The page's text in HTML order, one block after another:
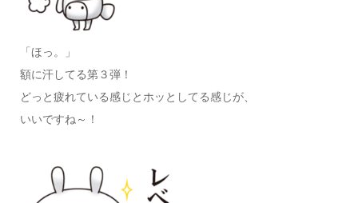
「ほっ。」
額に汗してる第３弾！
どっと疲れている感じとホッとしてる感じが、
いいですね～！